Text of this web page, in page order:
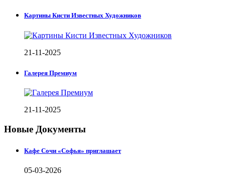
Картины Кисти Известных Художников
21-11-2025
Галерея Премиум
21-11-2025
Новые Документы
Кафе Сочи «Софья» приглашает
05-03-2026